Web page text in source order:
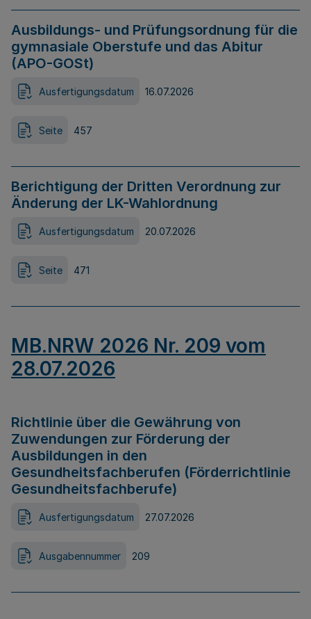
Ausbildungs- und Prüfungsordnung für die
gymnasiale Oberstufe und das Abitur
(APO-GOSt)
Ausfertigungsdatum 16.07.2026
Seite 457
Berichtigung der Dritten Verordnung zur
Änderung der LK-Wahlordnung
Ausfertigungsdatum 20.07.2026
Seite 471
MB.NRW 2026 Nr. 209 vom
28.07.2026
Richtlinie über die Gewährung von
Zuwendungen zur Förderung der
Ausbildungen in den
Gesundheitsfachberufen (Förderrichtlinie
Gesundheitsfachberufe)
Ausfertigungsdatum 27.07.2026
Ausgabennummer 209